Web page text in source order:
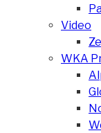
Video
WKA